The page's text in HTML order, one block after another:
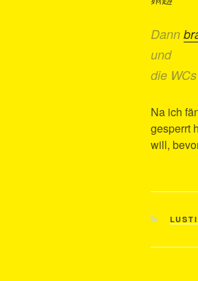
Dann
und
die
Na ich
gesperrt
will,